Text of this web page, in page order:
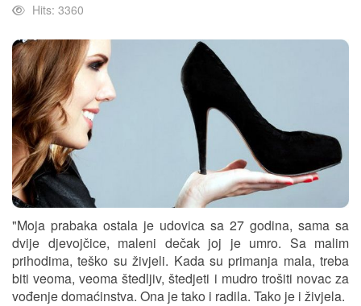
Hits: 3360
"Moja prabaka ostala je udovica sa 27 godina, sama sa
dvije djevojčice, maleni dečak joj je umro. Sa malim
prihodima, teško su živjeli. Kada su primanja mala, treba
biti veoma, veoma štedljiv, štedjeti i mudro trošiti novac za
vođenje domaćinstva. Ona je tako i radila. Tako je i živjela.